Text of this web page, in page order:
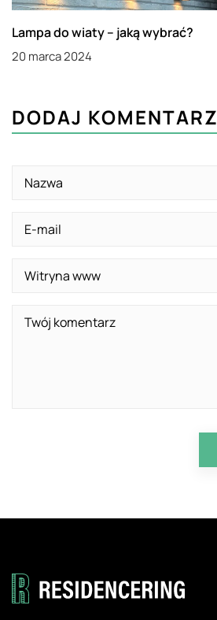
Lampa do wiaty – jaką wybrać?
20 marca 2024
DODAJ KOMENTARZ